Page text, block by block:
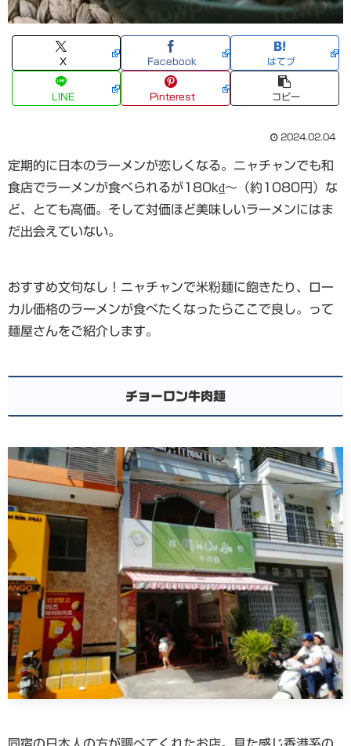
X Facebook はてブ
LINE Pinterest コピー
2024.02.04
定期的に日本のラーメンが恋しくなる。ニャチャンでも和
食店でラーメンが食べられるが180k₫〜（約1080円）な
ど、とても高価。そして対価ほど美味しいラーメンにはま
だ出会えていない。
おすすめ文句なし！ニャチャンで米粉麺に飽きたり、ロー
カル価格のラーメンが食べたくなったらここで良し。って
麺屋さんをご紹介します。
チョーロン牛肉麺